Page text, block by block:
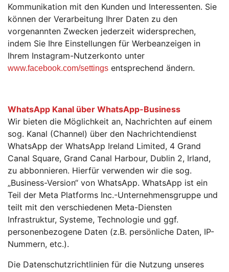
Kommunikation mit den Kunden und Interessenten. Sie
können der Verarbeitung Ihrer Daten zu den
vorgenannten Zwecken jederzeit widersprechen,
indem Sie Ihre Einstellungen für Werbeanzeigen in
Ihrem Instagram-Nutzerkonto unter
www.facebook.com/settings entsprechend ändern.
WhatsApp Kanal über WhatsApp-Business
Wir bieten die Möglichkeit an, Nachrichten auf einem
sog. Kanal (Channel) über den Nachrichtendienst
WhatsApp der WhatsApp Ireland Limited, 4 Grand
Canal Square, Grand Canal Harbour, Dublin 2, Irland,
zu abbonnieren. Hierfür verwenden wir die sog.
„Business-Version“ von WhatsApp. WhatsApp ist ein
Teil der Meta Platforms Inc.-Unternehmensgruppe und
teilt mit den verschiedenen Meta-Diensten
Infrastruktur, Systeme, Technologie und ggf.
personenbezogene Daten (z.B. persönliche Daten, IP-
Nummern, etc.).
Die Datenschutzrichtlinien für die Nutzung unseres